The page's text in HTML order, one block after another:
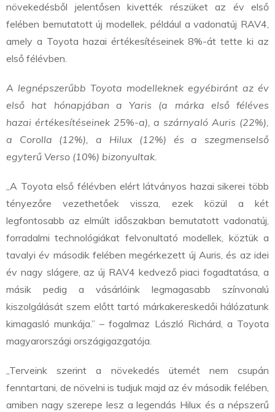
növekedésből jelentősen kivették részüket az év első
felében bemutatott új modellek, például a vadonatúj RAV4,
amely a Toyota hazai értékesítéseinek 8%-át tette ki az
első félévben.
A legnépszerűbb Toyota modelleknek egyébiránt az év
első hat hónapjában a Yaris (a márka első féléves
hazai értékesítéseinek 25%-a), a szárnyaló Auris (22%),
a Corolla (12%), a Hilux (12%) és a szegmenselső
egyterű Verso (10%) bizonyultak.
„A Toyota első félévben elért látványos hazai sikerei több
tényezőre vezethetőek vissza, ezek közül a két
legfontosabb az elmúlt időszakban bemutatott vadonatúj,
forradalmi technológiákat felvonultató modellek, köztük a
tavalyi év második felében megérkezett új Auris, és az idei
év nagy slágere, az új RAV4 kedvező piaci fogadtatása, a
másik pedig a vásárlóink legmagasabb színvonalú
kiszolgálását szem előtt tartó márkakereskedői hálózatunk
kimagasló munkája.” – fogalmaz László Richárd, a Toyota
magyarországi országigazgatója.
„Terveink szerint a növekedés ütemét nem csupán
fenntartani, de növelni is tudjuk majd az év második felében,
amiben nagy szerepe lesz a legendás Hilux és a népszerű